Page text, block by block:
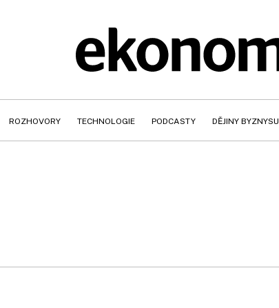
ROZHOVORY TECHNOLOGIE PODCASTY DĚJINY BYZNYSU